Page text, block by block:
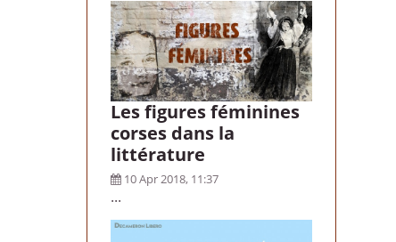
Les figures féminines
corses dans la
littérature
10 Apr 2018, 11:37
...